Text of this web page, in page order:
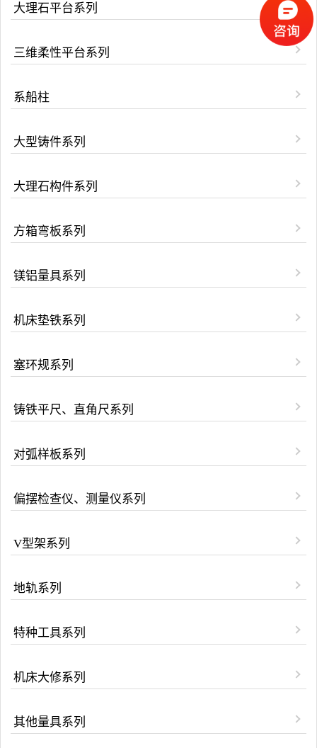
大理石平台系列
三维柔性平台系列
系船柱
大型铸件系列
大理石构件系列
方箱弯板系列
镁铝量具系列
机床垫铁系列
塞环规系列
铸铁平尺、直角尺系列
对弧样板系列
偏摆检查仪、测量仪系列
V型架系列
地轨系列
特种工具系列
机床大修系列
其他量具系列